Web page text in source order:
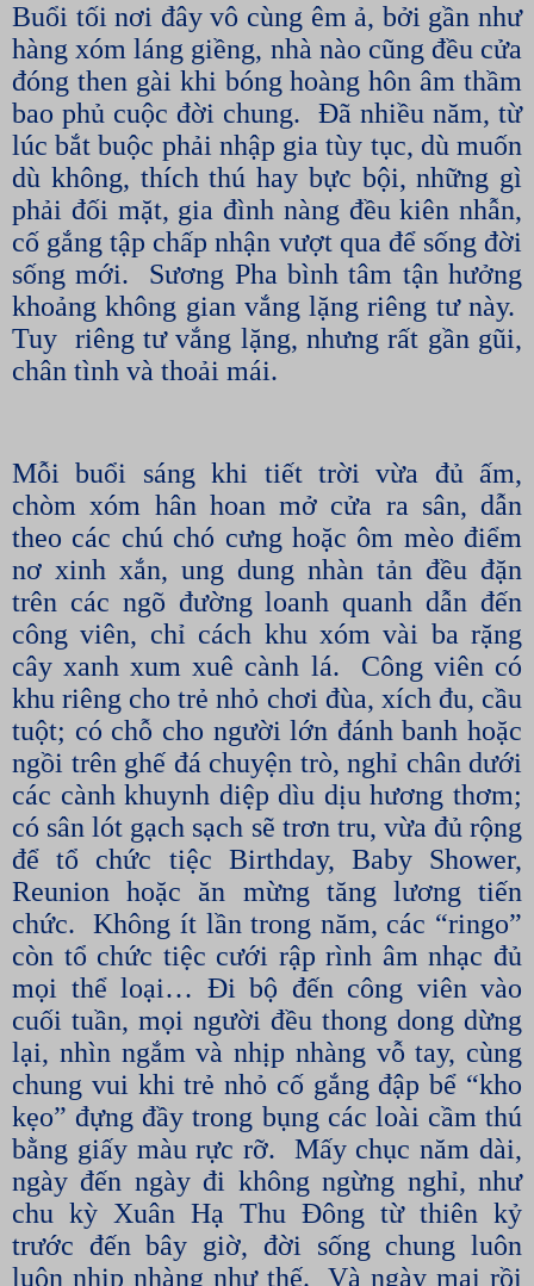
Buổi tối nơi đây vô cùng êm ả, bởi gần như
hàng xóm láng giềng, nhà nào cũng đều cửa
đóng then gài khi bóng hoàng hôn âm thầm
bao phủ cuộc đời chung.
Đã nhiều năm, từ
lúc bắt buộc phải nhập gia tùy tục, dù muốn
dù không, thích thú hay bực bội, những gì
phải đối mặt, gia đình nàng đều kiên nhẫn,
cố gắng tập chấp nhận vượt qua để sống đời
sống mới.
Sương Pha bình tâm tận hưởng
khoảng không gian vắng lặng riêng tư này.
Tuy riêng tư vắng lặng, nhưng rất gần gũi,
chân tình và thoải mái.
Mỗi buổi sáng khi tiết trời vừa đủ ấm,
chòm xóm hân hoan mở cửa ra sân, dẫn
theo các chú chó cưng hoặc ôm mèo điểm
nơ xinh xắn, ung dung nhàn tản đều đặn
trên các ngõ đường loanh quanh dẫn đến
công viên, chỉ cách khu xóm vài ba rặng
cây xanh xum xuê cành lá.
Công viên có
khu riêng cho trẻ nhỏ chơi đùa, xích đu, cầu
tuột; có chỗ cho người lớn đánh banh hoặc
ngồi trên ghế đá chuyện trò, nghỉ chân dưới
các cành khuynh diệp dìu dịu hương thơm;
có sân lót gạch sạch sẽ trơn tru, vừa đủ rộng
để tổ chức tiệc Birthday, Baby Shower,
Reunion hoặc ăn mừng tăng lương tiến
chức.
Không ít lần trong năm, các “ringo”
còn tổ chức tiệc cưới rập rình âm nhạc đủ
mọi thể loại… Đi bộ đến công viên vào
cuối tuần, mọi người đều thong dong dừng
lại, nhìn ngắm và nhịp nhàng vỗ tay, cùng
chung vui khi trẻ nhỏ cố gắng đập bể “kho
kẹo” đựng đầy trong bụng các loài cầm thú
bằng giấy màu rực rỡ.
Mấy chục năm dài,
ngày đến ngày đi không ngừng nghỉ, như
chu kỳ Xuân Hạ Thu Đông từ thiên kỷ
trước đến bây giờ, đời sống chung luôn
luôn nhịp nhàng như thế.
Và ngày mai rồi